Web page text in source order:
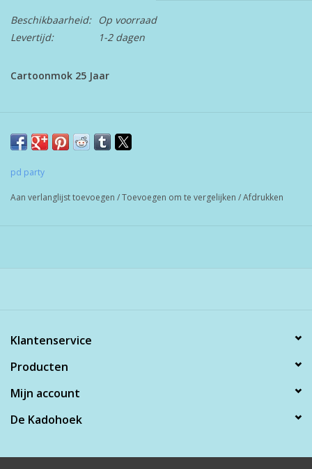
Beschikbaarheid:
Op voorraad
Levertijd:
1-2 dagen
Cartoonmok 25 Jaar
pd party
Aan verlanglijst toevoegen /Toevoegen om te vergelijken /Afdrukken
Klantenservice
Producten
Mijn account
De Kadohoek